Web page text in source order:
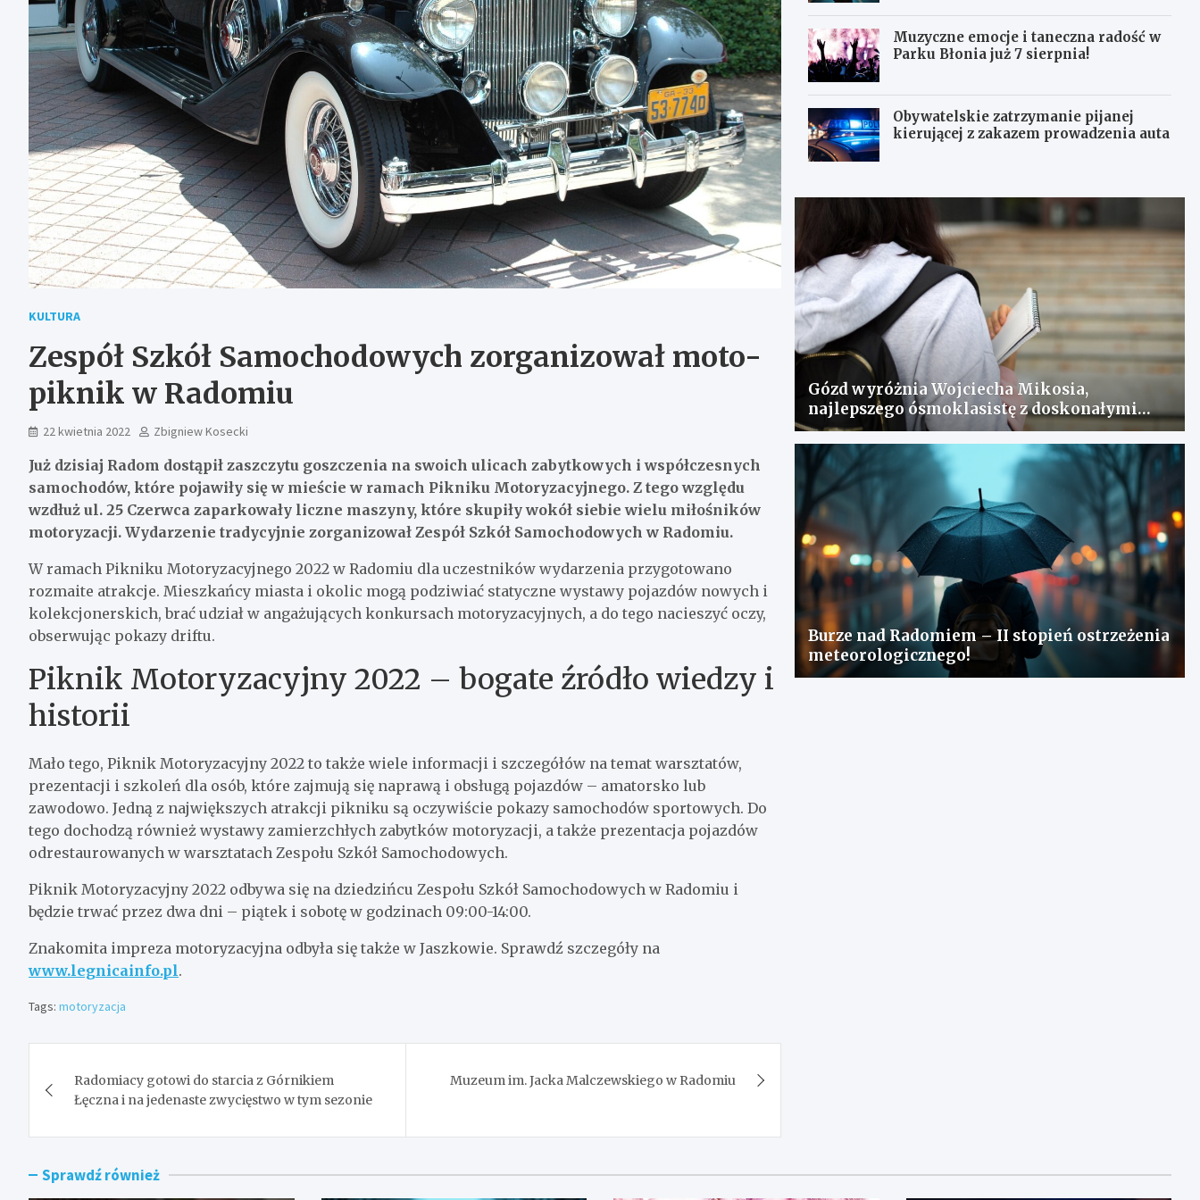
KULTURA
Zespół Szkół Samochodowych zorganizował moto-
piknik w Radomiu
22 kwietnia 2022 Zbigniew Kosecki
Już dzisiaj Radom dostąpił zaszczytu goszczenia na swoich ulicach zabytkowych i współczesnych
samochodów, które pojawiły się w mieście w ramach Pikniku Motoryzacyjnego. Z tego względu
wzdłuż ul. 25 Czerwca zaparkowały liczne maszyny, które skupiły wokół siebie wielu miłośników
motoryzacji. Wydarzenie tradycyjnie zorganizował Zespół Szkół Samochodowych w Radomiu.
W ramach Pikniku Motoryzacyjnego 2022 w Radomiu dla uczestników wydarzenia przygotowano
rozmaite atrakcje. Mieszkańcy miasta i okolic mogą podziwiać statyczne wystawy pojazdów nowych i
kolekcjonerskich, brać udział w angażujących konkursach motoryzacyjnych, a do tego nacieszyć oczy,
obserwując pokazy driftu.
Piknik Motoryzacyjny 2022 – bogate źródło wiedzy i
historii
Mało tego, Piknik Motoryzacyjny 2022 to także wiele informacji i szczegółów na temat warsztatów,
prezentacji i szkoleń dla osób, które zajmują się naprawą i obsługą pojazdów – amatorsko lub
zawodowo. Jedną z największych atrakcji pikniku są oczywiście pokazy samochodów sportowych. Do
tego dochodzą również wystawy zamierzchłych zabytków motoryzacji, a także prezentacja pojazdów
odrestaurowanych w warsztatach Zespołu Szkół Samochodowych.
Piknik Motoryzacyjny 2022 odbywa się na dziedzińcu Zespołu Szkół Samochodowych w Radomiu i
będzie trwać przez dwa dni – piątek i sobotę w godzinach 09:00-14:00.
Znakomita impreza motoryzacyjna odbyła się także w Jaszkowie. Sprawdź szczegóły na
www.legnicainfo.pl.
Tags: motoryzacja
wpisu
Radomiacy gotowi do starcia z Górnikiem
Łęczna i na jedenaste zwycięstwo w tym sezonie
Muzeum im. Jacka Malczewskiego w Radomiu
Muzyczne emocje i taneczna radość w
Parku Błonia już 7 sierpnia!
Obywatelskie zatrzymanie pijanej
kierującej z zakazem prowadzenia auta
Gózd wyróżnia Wojciecha Mikosia,
najlepszego ósmoklasistę z doskonałymi
wynikami!
Burze nad Radomiem – II stopień ostrzeżenia
meteorologicznego!
Sprawdź również